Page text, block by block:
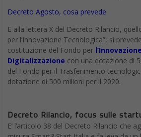
Decreto Agosto, cosa prevede
E alla lettera X del Decreto Rilancio,
per l’Innovazione Tecnologica”, si
costituzione del Fondo per
Digitalizzazione con una dotazione di
del Fondo per il Trasferimento
dotazione di 500 milioni per il 2020.
Decreto Rilancio, focus sulle
E’ l’articolo 38 del Decreto Rilancio che